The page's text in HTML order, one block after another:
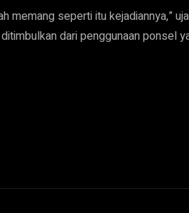
memang seperti itu kejadiannya,”
dari penggunaan ponsel